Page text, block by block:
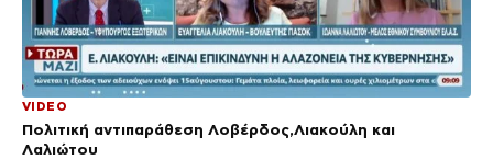
VIDEO
Πολιτική αντιπαράθεση Λοβέρδος,Λιακούλη και
Λαλιώτου